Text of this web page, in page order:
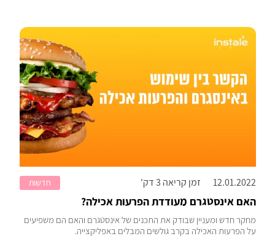
12.01.2022 זמן קריאה 3 דק' חדשות
האם אינסטגרם מעודדת הפרעות אכילה?
מחקר חדש ומעניין שבודק את התכנים של אינסטגרם והאם הם משפיעים
על הפרעות האכילה בקרב גולשים המבלים באפליקצייה.